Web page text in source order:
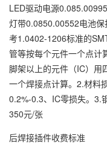
LED驱动电源
灯带0.0850.00552电池
考1.0402-1206标准的
管等按每个元件一个点计
脚架以上的元件（IC）用
一个焊接点计算。2.材料
0.2%-0.3、IC零损失。3.
350元/张
后焊接插件收费标准